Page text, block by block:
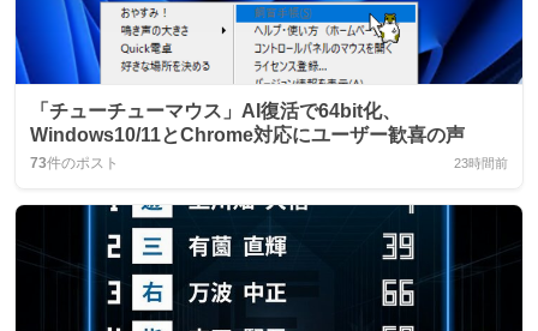
「チューチューマウス」AI復活で64bit化、
Windows10/11とChrome対応にユーザー歓喜の声
73件のポスト 23時間前